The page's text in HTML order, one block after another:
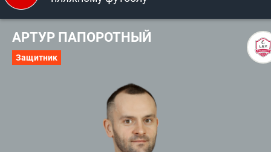
АРТУР ПАПОРОТНЫЙ
Защитник